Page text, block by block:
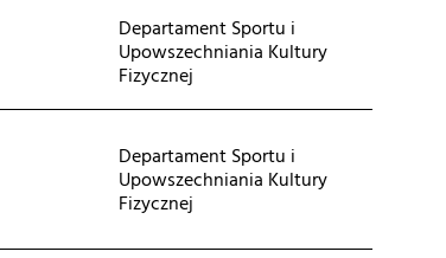
Departament Sportu i
Upowszechniania Kultury
Fizycznej
Departament Sportu i
Upowszechniania Kultury
Fizycznej